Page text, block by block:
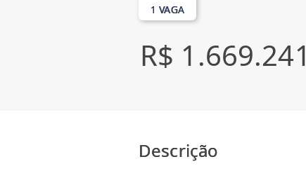
1 VAGA
R$ 1.669.241
Descrição